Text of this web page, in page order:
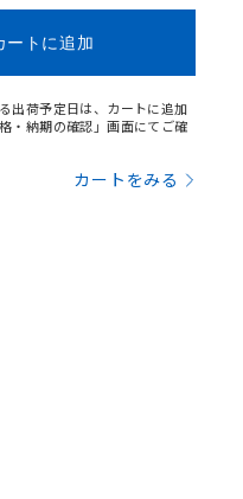
ートに追加
出荷予定日は、カートに追加
・納期の確認」画面にてご確
カートをみる